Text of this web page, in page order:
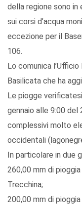
della regione sono
sui corsi d’acqua
eccezione per il
106.
Lo comunica
Basilicata che ha
Le piogge
gennaio alle 9:00 del
complessivi molto
occidentali
In particolare in due
260,00 mm di
Trecchina;
200,00 mm di